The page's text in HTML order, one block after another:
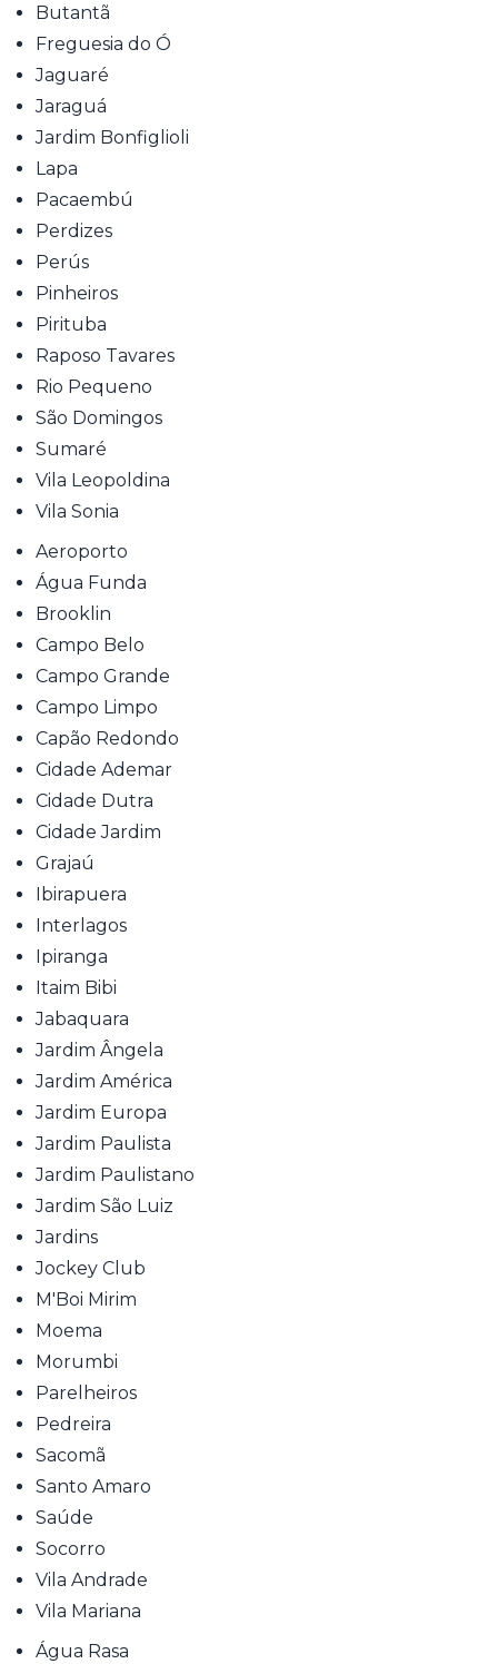
Butantã
Freguesia do Ó
Jaguaré
Jaraguá
Jardim Bonfiglioli
Lapa
Pacaembú
Perdizes
Perús
Pinheiros
Pirituba
Raposo Tavares
Rio Pequeno
São Domingos
Sumaré
Vila Leopoldina
Vila Sonia
Aeroporto
Água Funda
Brooklin
Campo Belo
Campo Grande
Campo Limpo
Capão Redondo
Cidade Ademar
Cidade Dutra
Cidade Jardim
Grajaú
Ibirapuera
Interlagos
Ipiranga
Itaim Bibi
Jabaquara
Jardim Ângela
Jardim América
Jardim Europa
Jardim Paulista
Jardim Paulistano
Jardim São Luiz
Jardins
Jockey Club
M'Boi Mirim
Moema
Morumbi
Parelheiros
Pedreira
Sacomã
Santo Amaro
Saúde
Socorro
Vila Andrade
Vila Mariana
Água Rasa